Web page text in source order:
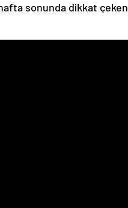
sonunda dikkat çeken